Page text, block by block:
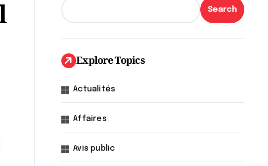
Search
Explore Topics
Actualités
Affaires
Avis public